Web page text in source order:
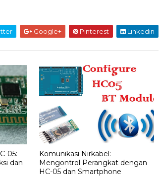
Google+ Pinterest Linkedin
05:
dan
Komunikasi Nirkabel:
Mengontrol Perangkat dengan
HC-05 dan Smartphone